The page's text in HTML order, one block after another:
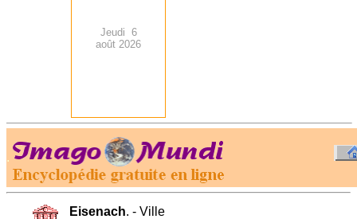
Jeudi 6
août 2026
.
Eisenach. - Ville